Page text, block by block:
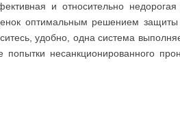
и относительно
оптимальным решением
удобно, одна система
несанкционированного